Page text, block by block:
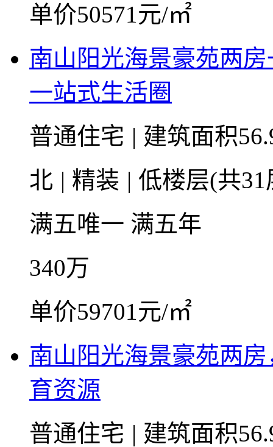
单价50571元/㎡
南山阳光海景豪苑两
一站式生活圈
普通住宅 | 建筑面积
北 | 精装 | 低楼层(共
满五唯一 满五年
340万
单价59701元/㎡
南山阳光海景豪苑两
育资源
普通住宅 | 建筑面积